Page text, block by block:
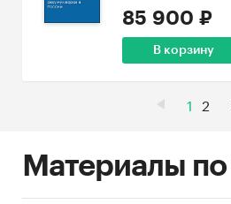
85 900 ₽
В корзину
1 2
Материалы